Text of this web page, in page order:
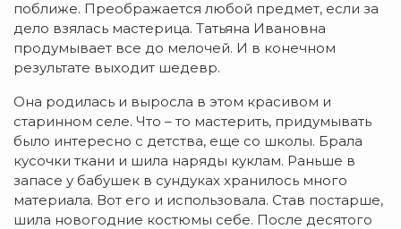
поближе. Преображается любой предмет, если за
дело взялась мастерица. Татьяна Ивановна
продумывает все до мелочей. И в конечном
результате выходит шедевр.
Она родилась и выросла в этом красивом и
старинном селе. Что – то мастерить, придумывать
было интересно с детства, еще со школы. Брала
кусочки ткани и шила наряды куклам. Раньше в
запасе у бабушек в сундуках хранилось много
материала. Вот его и использовала. Став постарше,
шила новогодние костюмы себе. После десятого